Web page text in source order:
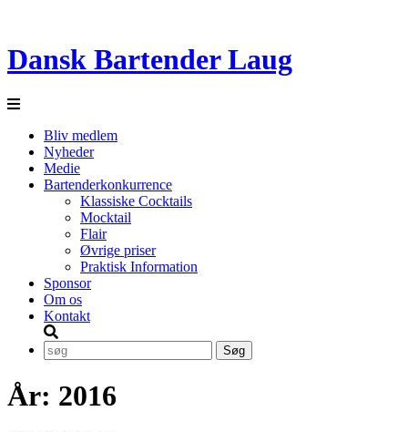
Dansk Bartender Laug
Bliv medlem
Nyheder
Medie
Bartenderkonkurrence
Klassiske Cocktails
Mocktail
Flair
Øvrige priser
Praktisk Information
Sponsor
Om os
Kontakt
År: 2016